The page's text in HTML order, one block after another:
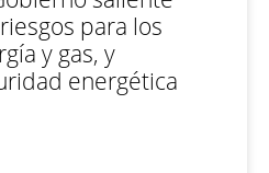
para los
y gas, y
energética